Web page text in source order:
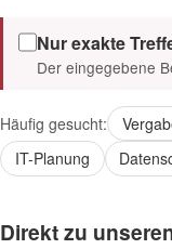
Nur exakte
Der eingegebene
Häufig gesucht:
IT-Planung
Direkt zu